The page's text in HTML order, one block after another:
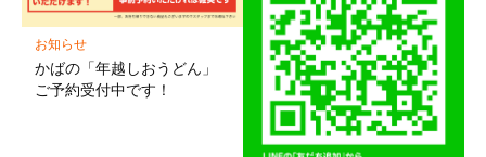
お知らせ
かばの「年越しおうどん」
ご予約受付中です！